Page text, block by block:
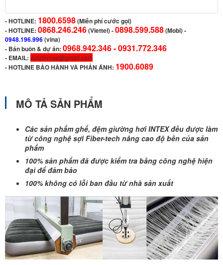
-HOTLINE: 1800.6598(Miễn phí cước gọi)
- HOTLINE: 0868.246.246(Viettel)-0898.599.588(Mobi) -
0948.196.996(vina)
- Bán buôn & dự án: 0968.942.346 -0931.772.346
- EMAIL: vulinhrose@gmail.com
-HOTLINE BẢO HÀNH VÀ PHẢN ÁNH: 1900.6089
MÔ TẢ SẢN PHẨM
Các sản phẩm ghế, đệm giường hơi INTEX đều được làm
từ công nghệ sợi Fiber-tech nâng cao độ bền của sản
phẩm
100% sản phẩm đã được kiểm tra bằng công nghệ hiện
đại để đảm bảo
100% không có lỗi ban đầu từ nhà sản xuất